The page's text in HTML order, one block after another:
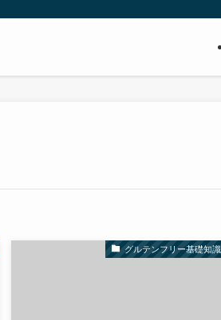
グルテンフリー基礎知識